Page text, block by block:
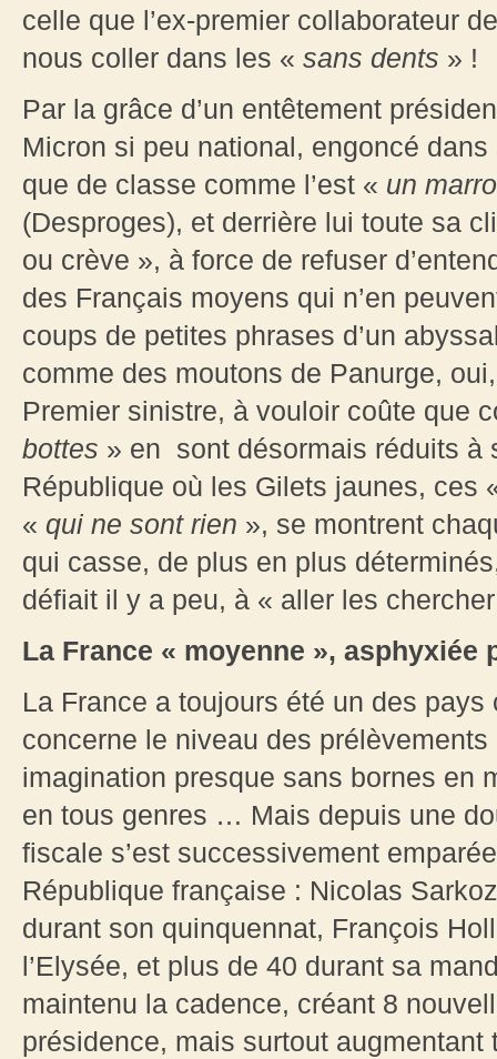
celle que l’ex-premier collaborateur
nous coller dans les « sans dents » !
Par la grâce d’un entêtement
Micron si peu national, engoncé
que de classe comme l’est « un
(Desproges), et derrière lui toute sa
ou crève », à force de refuser
des Français moyens qui n’en
coups de petites phrases d’un
comme des moutons de Panurge,
Premier sinistre, à vouloir coûte que
bottes » en sont désormais réduits à
République où les Gilets jaunes, ces
« qui ne sont rien », se montrent
qui casse, de plus en plus
défiait il y a peu, à « aller les
La France « moyenne », asphyxiée
La France a toujours été un des
concerne le niveau des
imagination presque sans bornes en
en tous genres … Mais depuis une
fiscale s’est successivement
République française : Nicolas
durant son quinquennat, François
l’Elysée, et plus de 40 durant sa
maintenu la cadence, créant 8
présidence, mais surtout